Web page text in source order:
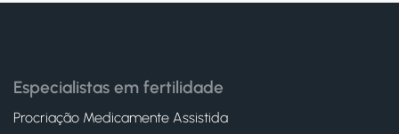
Especialistas em fertilidade
Procriação Medicamente Assistida